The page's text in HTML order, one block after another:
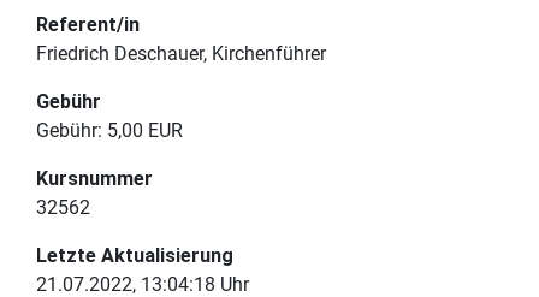
Referent/in
Friedrich Deschauer, Kirchenführer
Gebühr
Gebühr: 5,00 EUR
Kursnummer
32562
Letzte Aktualisierung
21.07.2022, 13:04:18 Uhr